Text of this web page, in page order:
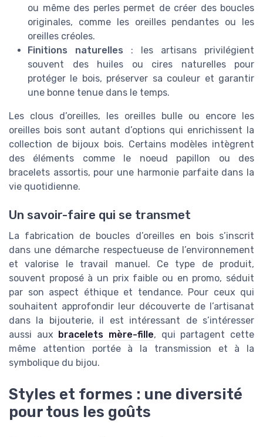
ou même des perles permet de créer des boucles
originales, comme les oreilles pendantes ou les
oreilles créoles.
Finitions naturelles : les artisans privilégient
souvent des huiles ou cires naturelles pour
protéger le bois, préserver sa couleur et garantir
une bonne tenue dans le temps.
Les clous d’oreilles, les oreilles bulle ou encore les
oreilles bois sont autant d’options qui enrichissent la
collection de bijoux bois. Certains modèles intègrent
des éléments comme le noeud papillon ou des
bracelets assortis, pour une harmonie parfaite dans la
vie quotidienne.
Un savoir-faire qui se transmet
La fabrication de boucles d’oreilles en bois s’inscrit
dans une démarche respectueuse de l’environnement
et valorise le travail manuel. Ce type de produit,
souvent proposé à un prix faible ou en promo, séduit
par son aspect éthique et tendance. Pour ceux qui
souhaitent approfondir leur découverte de l’artisanat
dans la bijouterie, il est intéressant de s’intéresser
aussi aux
bracelets mère-fille, qui partagent cette
même attention portée à la transmission et à la
symbolique du bijou.
Styles et formes : une diversité
pour tous les goûts